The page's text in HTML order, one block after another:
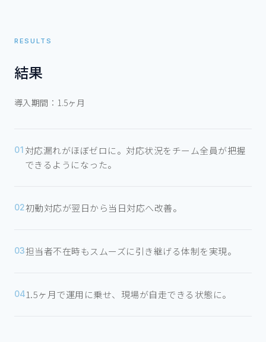
RESULTS
結果
導入期間： 1.5ヶ月
01 対応漏れがほぼゼロに。対応状況をチーム全員が把握
できるようになった。
02初動対応が翌日から当日対応へ改善。
03担当者不在時もスムーズに引き継げる体制を実現。
041.5ヶ月で運用に乗せ、現場が自走できる状態に。